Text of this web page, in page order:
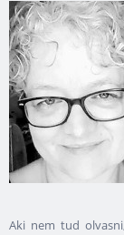
Aki nem tud